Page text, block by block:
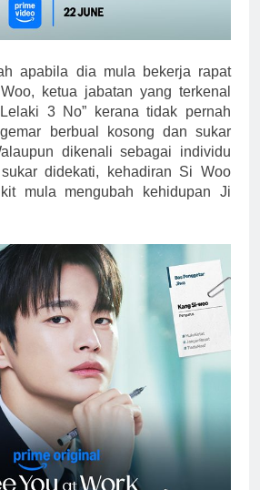
apabila dia mula bekerja rapat
ketua jabatan yang terkenal
3 No” kerana tidak pernah
berbual kosong dan sukar
dikenali sebagai individu
didekati, kehadiran Si Woo
mula mengubah kehidupan Ji